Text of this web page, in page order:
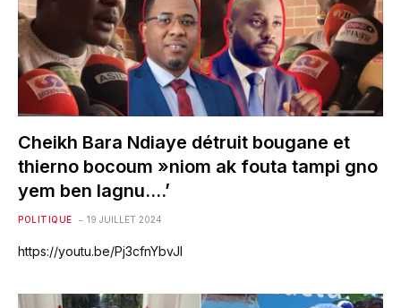
Cheikh Bara Ndiaye détruit bougane et
thierno bocoum »niom ak fouta tampi gno
yem ben lagnu….’
POLITIQUE 19 JUILLET 2024
https://youtu.be/Pj3cfnYbvJI